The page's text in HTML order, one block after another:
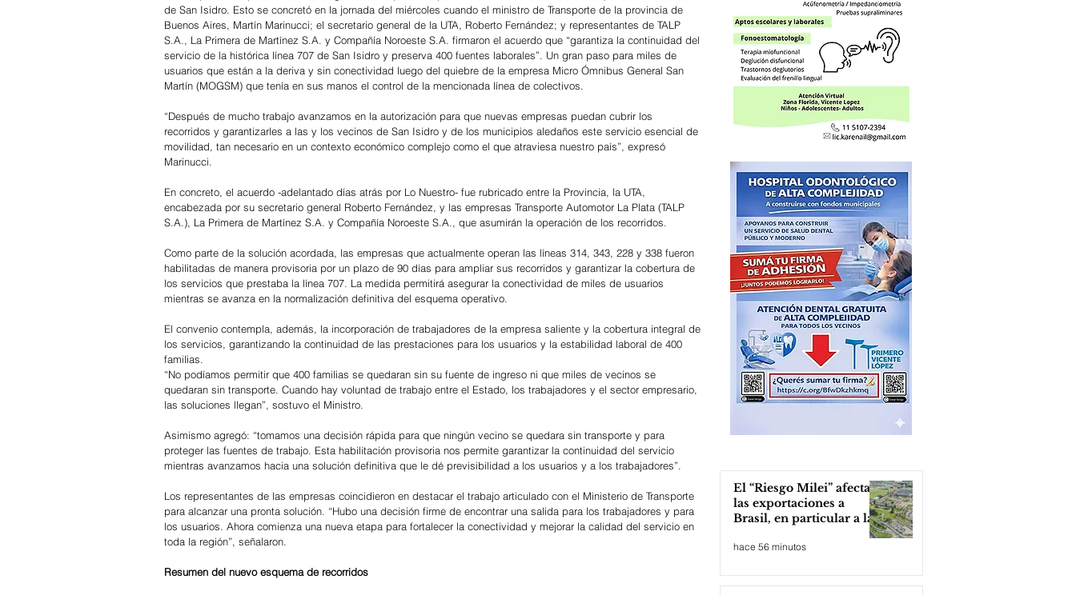
de San Isidro. Esto se concretó en la jornada del miércoles cuando el ministro de Transporte de la provincia de
Buenos Aires, Martín Marinucci; el secretario general de la UTA, Roberto Fernández; y representantes de TALP
S.A., La Primera de Martínez S.A. y Compañía Noroeste S.A. firmaron el acuerdo que “garantiza la continuidad del
servicio de la histórica línea 707 de San Isidro y preserva 400 fuentes laborales”. Un gran paso para miles de
usuarios que están a la deriva y sin conectividad luego del quiebre de la empresa Micro Ómnibus General San
Martín (MOGSM) que tenía en sus manos el control de la mencionada línea de colectivos.
“Después de mucho trabajo avanzamos en la autorización para que nuevas empresas puedan cubrir los
recorridos y garantizarles a las y los vecinos de San Isidro y de los municipios aledaños este servicio esencial de
movilidad, tan necesario en un contexto económico complejo como el que atraviesa nuestro país”, expresó
Marinucci.
En concreto, el acuerdo -adelantado días atrás por Lo Nuestro- fue rubricado entre la Provincia, la UTA,
encabezada por su secretario general Roberto Fernández, y las empresas Transporte Automotor La Plata (TALP
S.A.), La Primera de Martínez S.A. y Compañía Noroeste S.A., que asumirán la operación de los recorridos.
Como parte de la solución acordada, las empresas que actualmente operan las líneas 314, 343, 228 y 338 fueron
habilitadas de manera provisoria por un plazo de 90 días para ampliar sus recorridos y garantizar la cobertura de
los servicios que prestaba la línea 707. La medida permitirá asegurar la conectividad de miles de usuarios
mientras se avanza en la normalización definitiva del esquema operativo.
El convenio contempla, además, la incorporación de trabajadores de la empresa saliente y la cobertura integral de
los servicios, garantizando la continuidad de las prestaciones para los usuarios y la estabilidad laboral de 400
familias.
“No podíamos permitir que 400 familias se quedaran sin su fuente de ingreso ni que miles de vecinos se
quedaran sin transporte. Cuando hay voluntad de trabajo entre el Estado, los trabajadores y el sector empresario,
las soluciones llegan”, sostuvo el Ministro.
Asimismo agregó: “tomamos una decisión rápida para que ningún vecino se quedara sin transporte y para
proteger las fuentes de trabajo. Esta habilitación provisoria nos permite garantizar la continuidad del servicio
mientras avanzamos hacia una solución definitiva que le dé previsibilidad a los usuarios y a los trabajadores”.
Los representantes de las empresas coincidieron en destacar el trabajo articulado con el Ministerio de Transporte
para alcanzar una pronta solución. “Hubo una decisión firme de encontrar una salida para los trabajadores y para
los usuarios. Ahora comienza una nueva etapa para fortalecer la conectividad y mejorar la calidad del servicio en
toda la región”, señalaron.
Resumen del nuevo esquema de recorridos
El “Riesgo Milei” afecta
las exportaciones a
Brasil, en particular a la
industria automotriz de
la provincia
hace 56 minutos